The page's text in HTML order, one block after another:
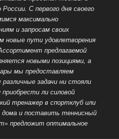
С первого дня своего
максимально
и запросам своих
новые пути удовлетворения
предлагаемой
новыми позициями, а
мы предоставляем
задачи ни стояли
ли силовой
тренажер в спортклуб или
дома и поставить теннисный
предложит оптимальное